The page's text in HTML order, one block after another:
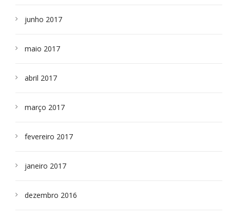
junho 2017
maio 2017
abril 2017
março 2017
fevereiro 2017
janeiro 2017
dezembro 2016